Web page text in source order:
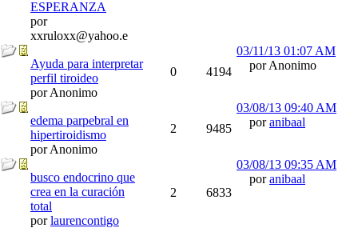
ESPERANZA
por
xxruloxx@yahoo.e
Ayuda para interpretar
perfil tiroideo
por Anonimo
0 4194
03/11/13 01:07 AM
por Anonimo
edema parpebral en
hipertiroidismo
por Anonimo
2 9485
03/08/13 09:40 AM
poranibaal
busco endocrino que
crea en la curación
total
porlaurencontigo
2 6833
03/08/13 09:35 AM
poranibaal